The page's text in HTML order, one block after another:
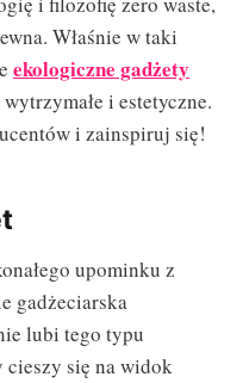
Właśnie w taki
ekologiczne gadżety
i estetyczne.
i zainspiruj się!
upominku z
gadżeciarska
lubi tego typu
cieszy się na widok